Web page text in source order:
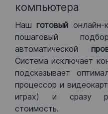
компьютера
Нашготовый онлайн-
пошаговый
автоматической
Система исключает
подсказывает
процессор и
играх) и сразу
стоимость.